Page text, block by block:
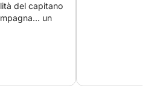
del capitano
un